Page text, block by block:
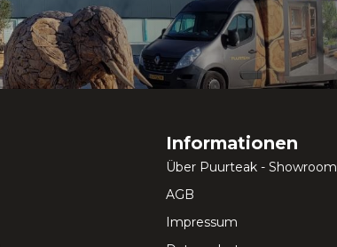
Informationen
Über Puurteak - Showroom
AGB
Impressum